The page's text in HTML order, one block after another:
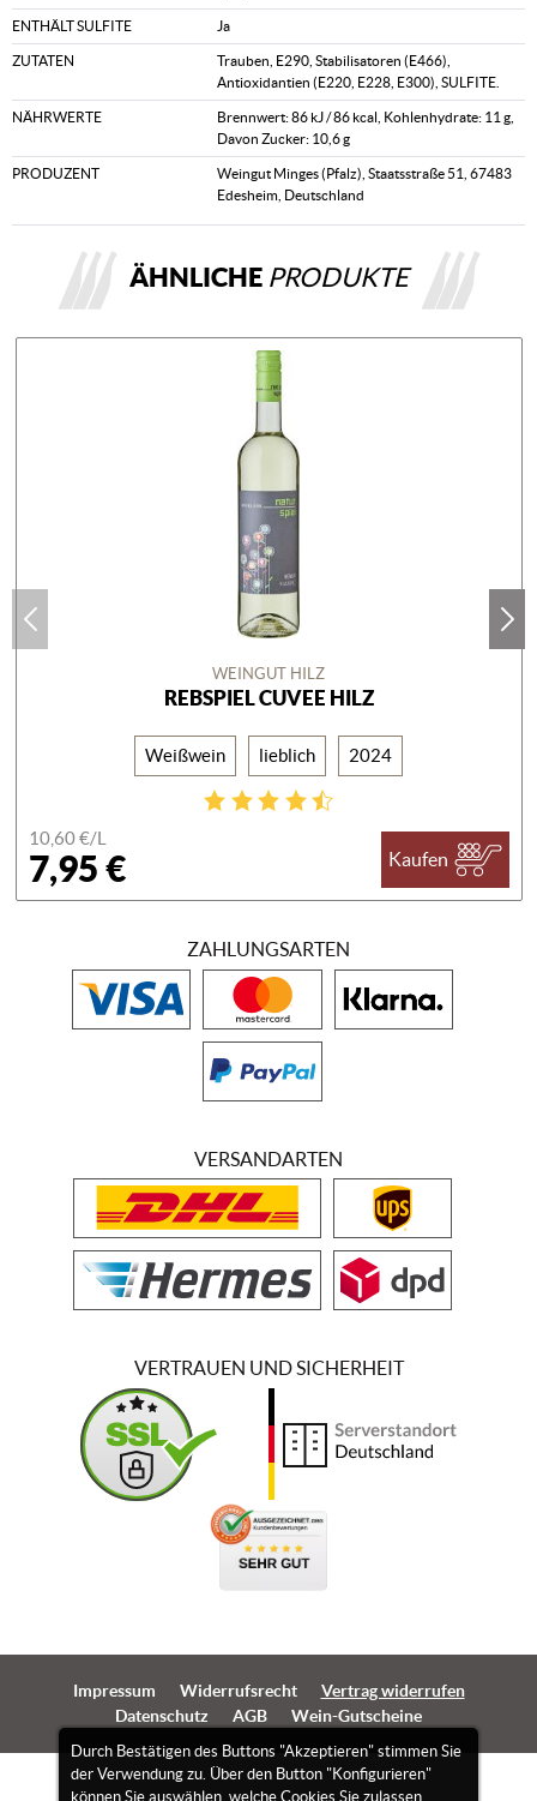
ENTHÄLT SULFITE Ja
ZUTATEN
Trauben, E290, Stabilisatoren (E466),
Antioxidantien (E220, E228, E300), SULFITE.
NÄHRWERTE
Brennwert: 86 kJ / 86 kcal, Kohlenhydrate: 11 g,
Davon Zucker: 10,6 g
PRODUZENT
Weingut Minges (Pfalz), Staatsstraße 51, 67483
Edesheim, Deutschland
ÄHNLICHE PRODUKTE
WEINGUT HILZ
REBSPIEL CUVEE HILZ
Weißwein lieblich 2024
10,60 €/L
7,95 € Kaufen
Durch Bestätigen des Buttons "Akzeptieren" stimmen Sie
der Verwendung zu. Über den Button "Konfigurieren"
können Sie auswählen, welche Cookies Sie zulassen
ZAHLUNGSARTEN
VERSANDARTEN
VERTRAUEN UND SICHERHEIT
Impressum Widerrufsrecht
Vertrag widerrufen
Datenschutz
AGB Wein-Gutscheine